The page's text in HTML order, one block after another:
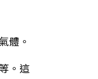
體。
。這